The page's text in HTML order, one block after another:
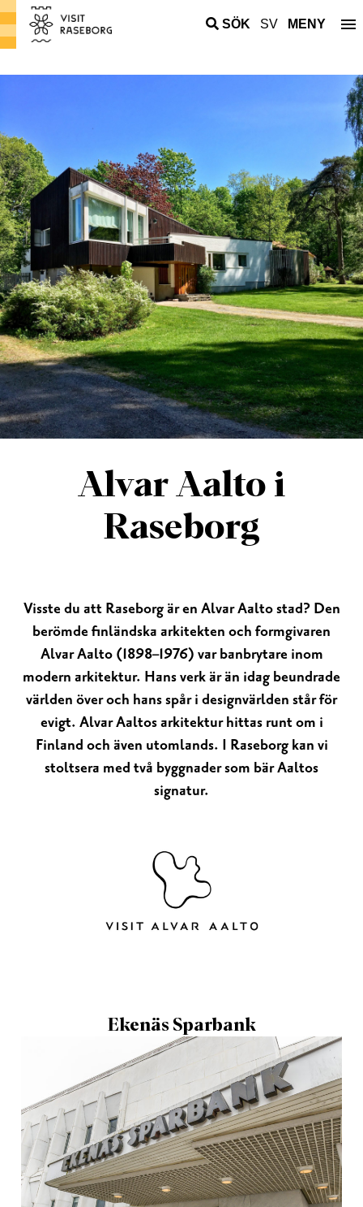
SÖK SV MENY
Alvar Aalto i
Raseborg
Visste du att Raseborg är en Alvar Aalto stad? Den
berömde finländska arkitekten och formgivaren
Alvar Aalto (1898–1976) var banbrytare inom
modern arkitektur. Hans verk är än idag beundrade
världen över och hans spår i designvärlden står för
evigt. Alvar Aaltos arkitektur hittas runt om i
Finland och även utomlands. I Raseborg kan vi
stoltsera med två byggnader som bär Aaltos
signatur.
Ekenäs Sparbank